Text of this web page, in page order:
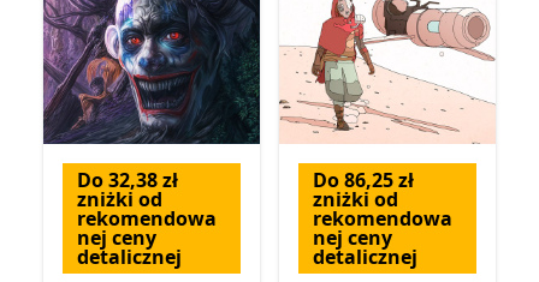
Do 32,38 zł
zniżki od
rekomendowa
nej ceny
detalicznej
Do 86,25 zł
zniżki od
rekomendowa
nej ceny
detalicznej